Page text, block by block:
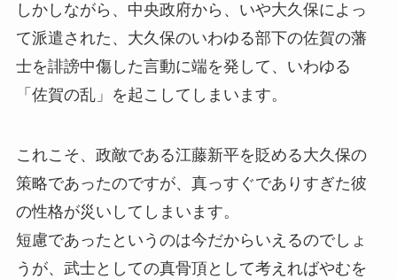
しかしながら、中央政府から、いや大久保によっ
て派遣された、大久保のいわゆる部下の佐賀の藩
士を誹謗中傷した言動に端を発して、いわゆる
「佐賀の乱」を起こしてしまいます。
これこそ、政敵である江藤新平を貶める大久保の
策略であったのですが、真っすぐでありすぎた彼
の性格が災いしてしまいます。
短慮であったというのは今だからいえるのでしょ
うが、武士としての真骨頂として考えればやむを